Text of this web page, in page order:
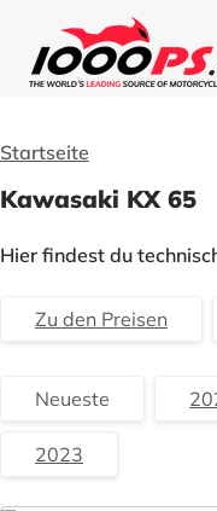
Startseite
Kawasaki KX 65
Hier findest du
Zu den Preisen
Neueste
2023